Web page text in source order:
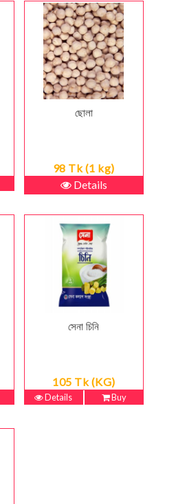
ছোলা
98 Tk (1 kg)
Details
সেনা চিনি
105 Tk (KG)
Details Buy